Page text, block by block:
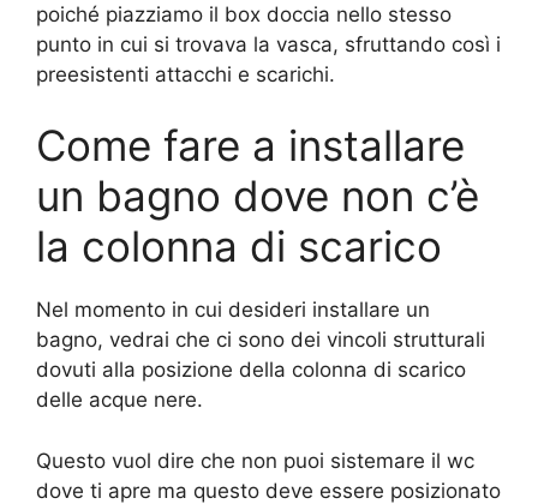
poiché piazziamo il box doccia nello stesso
punto in cui si trovava la vasca, sfruttando così i
preesistenti attacchi e scarichi.
Come fare a installare
un bagno dove non c’è
la colonna di scarico
Nel momento in cui desideri installare un
bagno, vedrai che ci sono dei vincoli strutturali
dovuti alla posizione della colonna di scarico
delle acque nere.
Questo vuol dire che non puoi sistemare il wc
dove ti apre ma questo deve essere posizionato